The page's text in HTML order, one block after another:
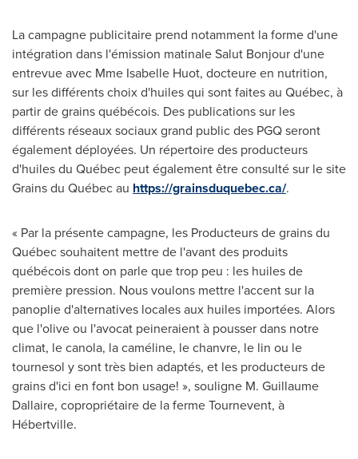
La campagne publicitaire prend notamment la forme d'une
intégration dans l'émission matinale Salut Bonjour d'une
entrevue avec Mme Isabelle Huot, docteure en nutrition,
sur les différents choix d'huiles qui sont faites au Québec, à
partir de grains québécois. Des publications sur les
différents réseaux sociaux grand public des PGQ seront
également déployées. Un répertoire des producteurs
d'huiles du Québec peut également être consulté sur le site
Grains du Québec au https://grainsduquebec.ca/.
« Par la présente campagne, les Producteurs de grains du
Québec souhaitent mettre de l'avant des produits
québécois dont on parle que trop peu : les huiles de
première pression. Nous voulons mettre l'accent sur la
panoplie d'alternatives locales aux huiles importées. Alors
que l'olive ou l'avocat peineraient à pousser dans notre
climat, le canola, la caméline, le chanvre, le lin ou le
tournesol y sont très bien adaptés, et les producteurs de
grains d'ici en font bon usage! », souligne M. Guillaume
Dallaire, copropriétaire de la ferme Tournevent, à
Hébertville.